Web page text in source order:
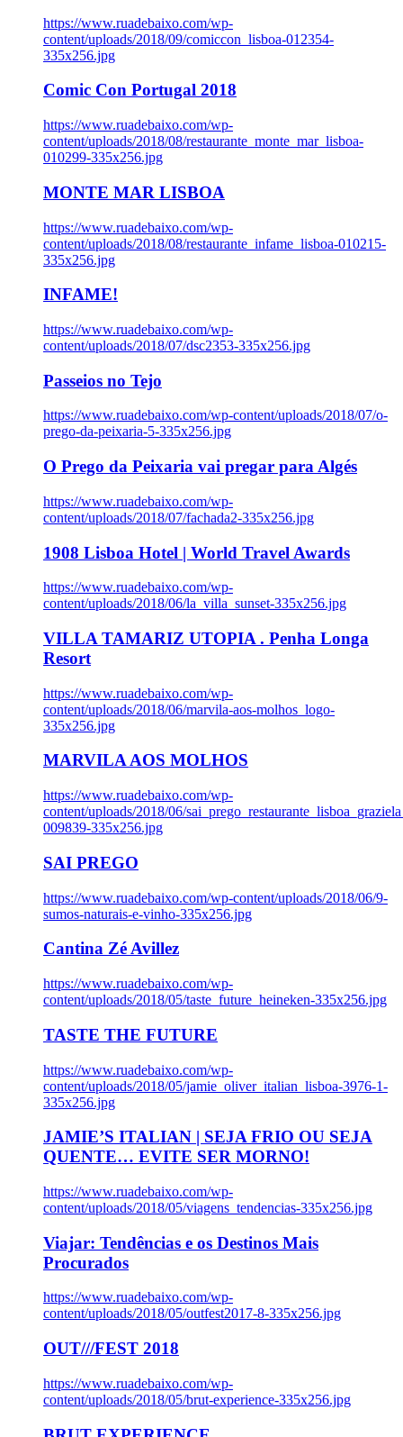
https://www.ruadebaixo.com/wp-
content/uploads/2018/09/comiccon_lisboa-012354-
335x256.jpg
Comic Con Portugal 2018
https://www.ruadebaixo.com/wp-
content/uploads/2018/08/restaurante_monte_mar_lisboa-
010299-335x256.jpg
MONTE MAR LISBOA
https://www.ruadebaixo.com/wp-
content/uploads/2018/08/restaurante_infame_lisboa-010215-
335x256.jpg
INFAME!
https://www.ruadebaixo.com/wp-
content/uploads/2018/07/dsc2353-335x256.jpg
Passeios no Tejo
https://www.ruadebaixo.com/wp-content/uploads/2018/07/o-
prego-da-peixaria-5-335x256.jpg
O Prego da Peixaria vai pregar para Algés
https://www.ruadebaixo.com/wp-
content/uploads/2018/07/fachada2-335x256.jpg
1908 Lisboa Hotel | World Travel Awards
https://www.ruadebaixo.com/wp-
content/uploads/2018/06/la_villa_sunset-335x256.jpg
VILLA TAMARIZ UTOPIA . Penha Longa
Resort
https://www.ruadebaixo.com/wp-
content/uploads/2018/06/marvila-aos-molhos_logo-
335x256.jpg
MARVILA AOS MOLHOS
https://www.ruadebaixo.com/wp-
content/uploads/2018/06/
009839-335x256.jpg
SAI PREGO
https://www.ruadebaixo.com/wp-content/uploads/2018/06/9-
sumos-naturais-e-vinho-335x256.jpg
Cantina Zé Avillez
https://www.ruadebaixo.com/wp-
content/uploads/2018/05/taste_future_heineken-335x256.jpg
TASTE THE FUTURE
https://www.ruadebaixo.com/wp-
content/uploads/2018/05/jamie_oliver_italian_lisboa-3976-1-
335x256.jpg
JAMIE’S ITALIAN | SEJA FRIO OU SEJA
QUENTE… EVITE SER MORNO!
https://www.ruadebaixo.com/wp-
content/uploads/2018/05/viagens_tendencias-335x256.jpg
Viajar: Tendências e os Destinos Mais
Procurados
https://www.ruadebaixo.com/wp-
content/uploads/2018/05/outfest2017-8-335x256.jpg
OUT///FEST 2018
https://www.ruadebaixo.com/wp-
content/uploads/2018/05/brut-experience-335x256.jpg